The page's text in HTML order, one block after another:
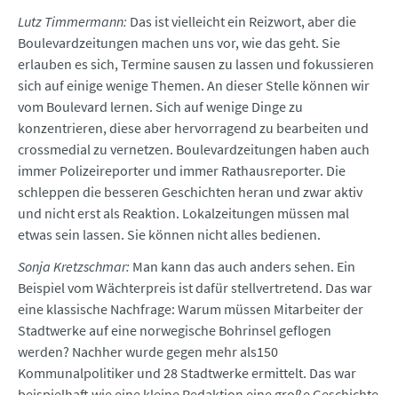
Lutz Timmermann: Das ist vielleicht ein Reizwort, aber die
Boulevardzeitungen machen uns vor, wie das geht. Sie
erlauben es sich, Termine sausen zu lassen und fokussieren
sich auf einige wenige Themen. An dieser Stelle können wir
vom Boulevard lernen. Sich auf wenige Dinge zu
konzentrieren, diese aber hervorragend zu bearbeiten und
crossmedial zu vernetzen. Boulevardzeitungen haben auch
immer Polizeireporter und immer Rathausreporter. Die
schleppen die besseren Geschichten heran und zwar aktiv
und nicht erst als Reaktion. Lokalzeitungen müssen mal
etwas sein lassen. Sie können nicht alles bedienen.
Sonja Kretzschmar: Man kann das auch anders sehen. Ein
Beispiel vom Wächterpreis ist dafür stellvertretend. Das war
eine klassische Nachfrage: Warum müssen Mitarbeiter der
Stadtwerke auf eine norwegische Bohrinsel geflogen
werden? Nachher wurde gegen mehr als150
Kommunalpolitiker und 28 Stadtwerke ermittelt. Das war